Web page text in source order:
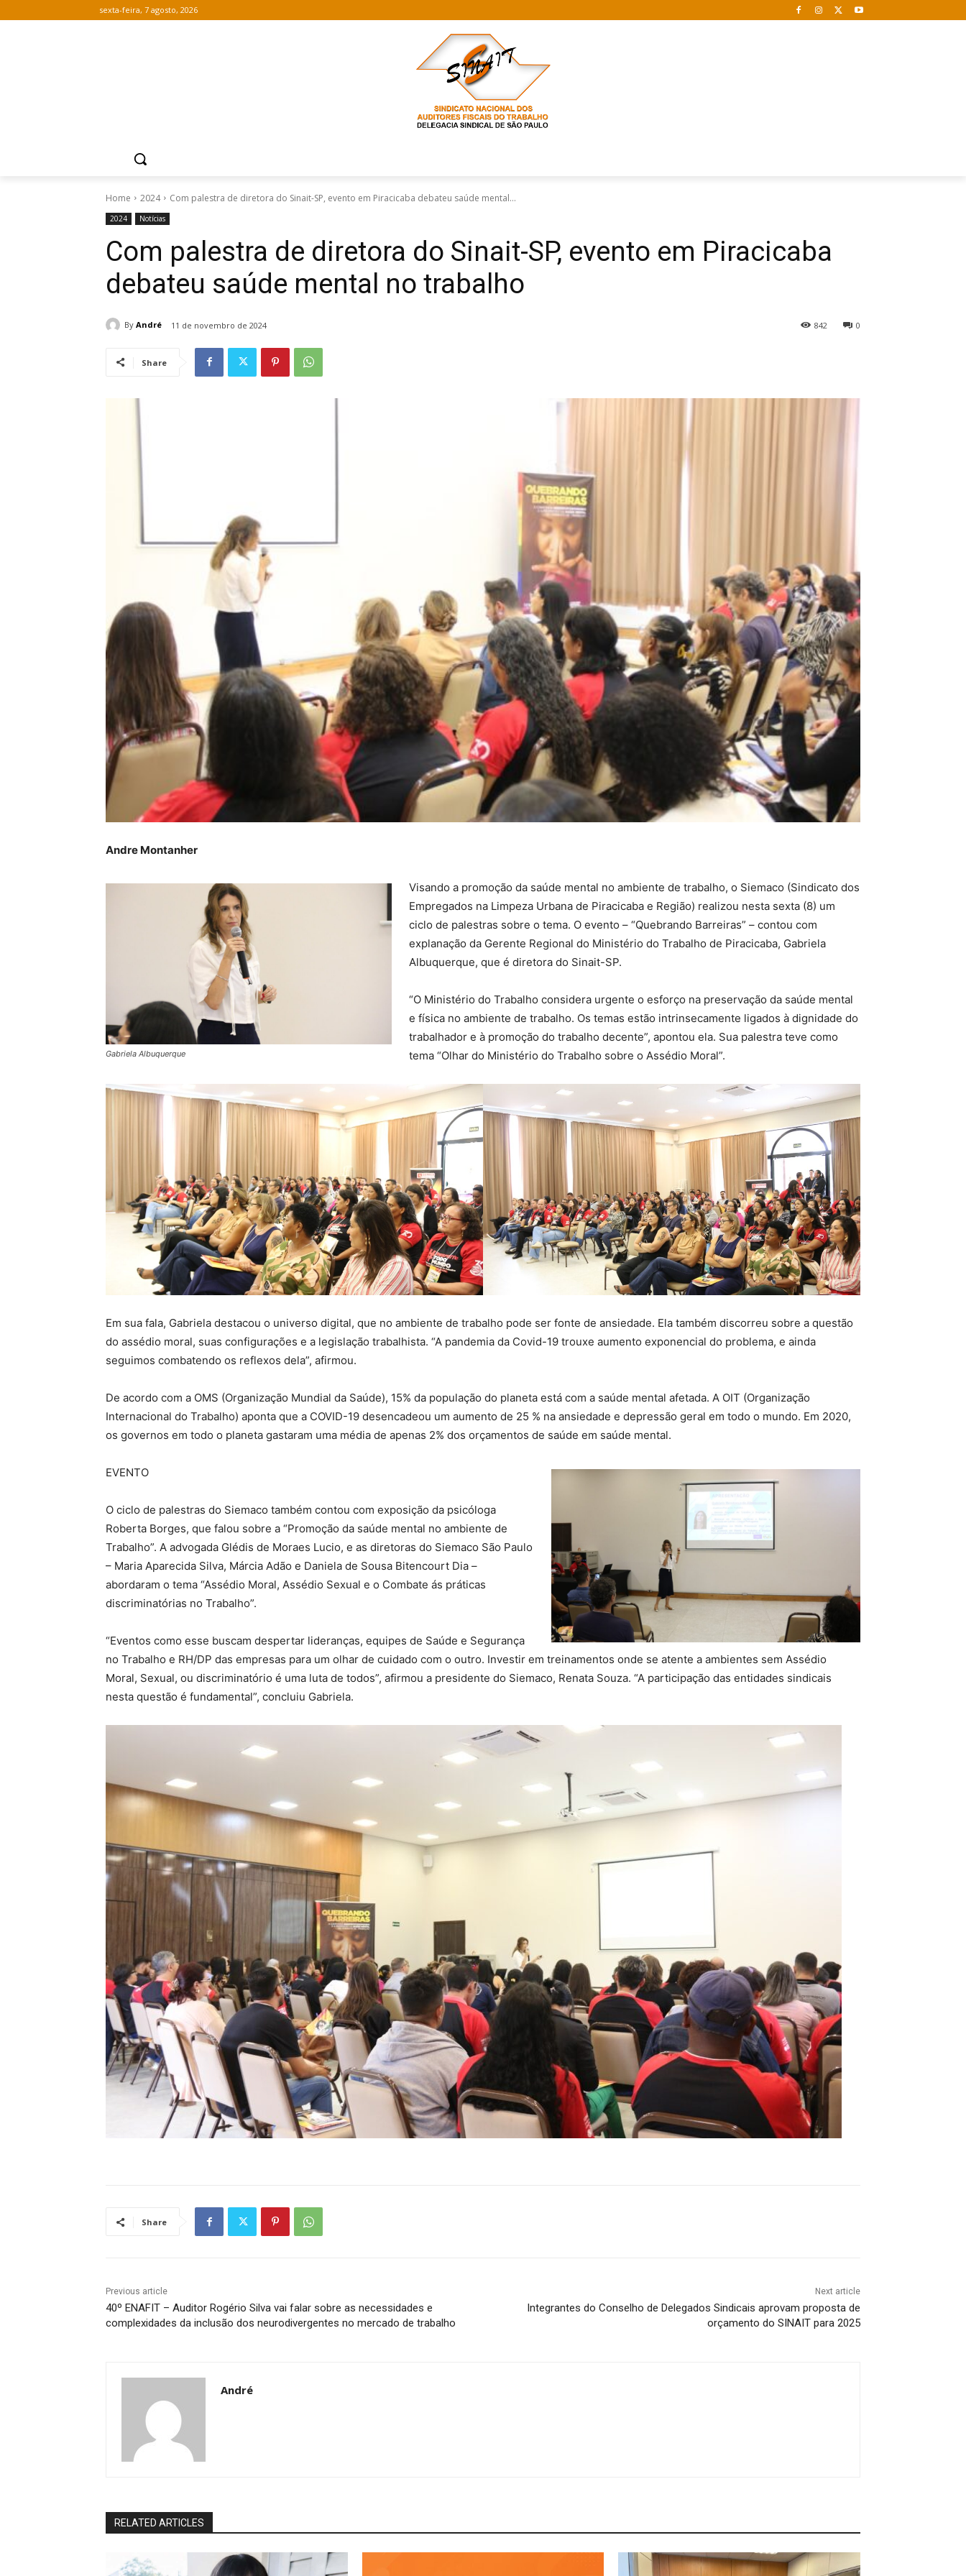
sexta-feira, 7 agosto, 2026
Home 2024 Com palestra de diretora do Sinait-SP, evento em Piracicaba debateu saúde mental...
2024 Notícias
Com palestra de diretora do Sinait-SP, evento em Piracicaba
debateu saúde mental no trabalho
By André 11 de novembro de 2024 0
842
Share
Andre Montanher
Gabriela Albuquerque
Visando a promoção da saúde mental no ambiente de trabalho, o Siemaco (Sindicato dos
Empregados na Limpeza Urbana de Piracicaba e Região) realizou nesta sexta (8) um
ciclo de palestras sobre o tema. O evento – “Quebrando Barreiras” – contou com
explanação da Gerente Regional do Ministério do Trabalho de Piracicaba, Gabriela
Albuquerque, que é diretora do Sinait-SP.
“O Ministério do Trabalho considera urgente o esforço na preservação da saúde mental
e física no ambiente de trabalho. Os temas estão intrinsecamente ligados à dignidade do
trabalhador e à promoção do trabalho decente”, apontou ela. Sua palestra teve como
tema “Olhar do Ministério do Trabalho sobre o Assédio Moral”.
Em sua fala, Gabriela destacou o universo digital, que no ambiente de trabalho pode ser fonte de ansiedade. Ela também discorreu sobre a questão
do assédio moral, suas configurações e a legislação trabalhista. “A pandemia da Covid-19 trouxe aumento exponencial do problema, e ainda
seguimos combatendo os reflexos dela”, afirmou.
De acordo com a OMS (Organização Mundial da Saúde), 15% da população do planeta está com a saúde mental afetada. A OIT (Organização
Internacional do Trabalho) aponta que a COVID-19 desencadeou um aumento de 25 % na ansiedade e depressão geral em todo o mundo. Em 2020,
os governos em todo o planeta gastaram uma média de apenas 2% dos orçamentos de saúde em saúde mental.
EVENTO
O ciclo de palestras do Siemaco também contou com exposição da psicóloga
Roberta Borges, que falou sobre a “Promoção da saúde mental no ambiente de
Trabalho”. A advogada Glédis de Moraes Lucio, e as diretoras do Siemaco São Paulo
– Maria Aparecida Silva, Márcia Adão e Daniela de Sousa Bitencourt Dia –
abordaram o tema “Assédio Moral, Assédio Sexual e o Combate ás práticas
discriminatórias no Trabalho”.
“Eventos como esse buscam despertar lideranças, equipes de Saúde e Segurança
no Trabalho e RH/DP das empresas para um olhar de cuidado com o outro. Investir em treinamentos onde se atente a ambientes sem Assédio
Moral, Sexual, ou discriminatório é uma luta de todos”, afirmou a presidente do Siemaco, Renata Souza. “A participação das entidades sindicais
nesta questão é fundamental”, concluiu Gabriela.
Share
Previous article
40º ENAFIT – Auditor Rogério Silva vai falar sobre as necessidades e
complexidades da inclusão dos neurodivergentes no mercado de trabalho
Next article
Integrantes do Conselho de Delegados Sindicais aprovam proposta de
orçamento do SINAIT para 2025
André
RELATED ARTICLES